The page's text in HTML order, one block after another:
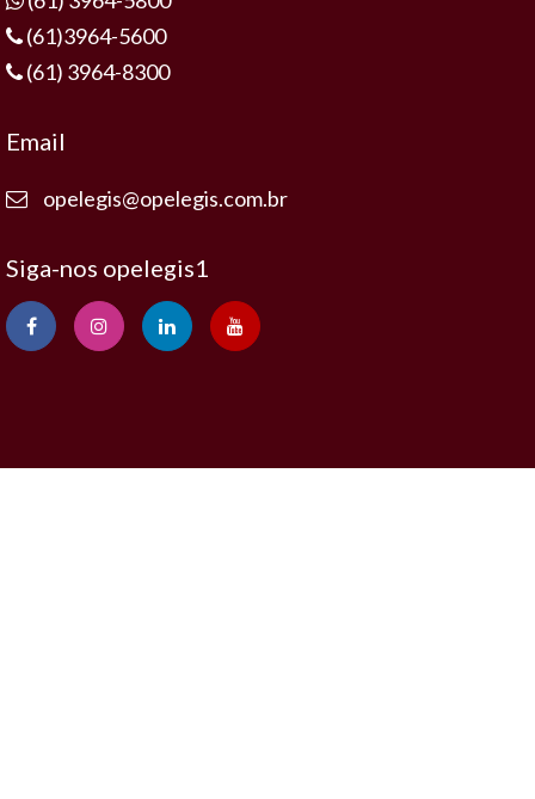
(61)3964-5600
(61) 3964-8300
Email
opelegis@opelegis.com.br
Siga-nos opelegis1